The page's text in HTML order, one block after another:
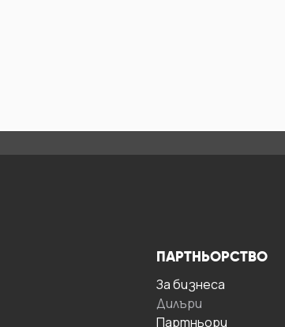
ПАРТНЬОРСТВО
За бизнесa
Дилъри
Партньори